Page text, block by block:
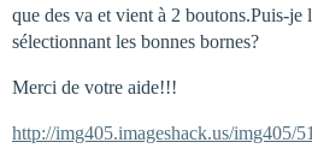
que des va et vient à 2 boutons.Puis-je
sélectionnant les bonnes bornes?
Merci de votre aide!!!
http://img405.imageshack.us/img405/